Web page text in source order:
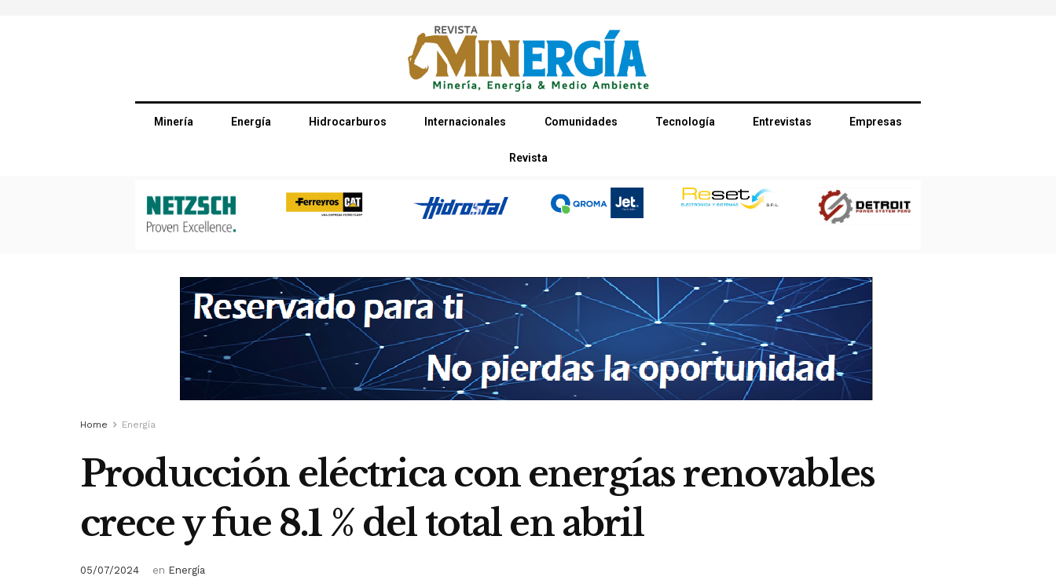
Minería Energía Hidrocarburos Internacionales Comunidades Tecnología Entrevistas Empresas
Revista
Home Energía
Producción eléctrica con energías renovables
crece y fue 8.1 % del total en abril
05/07/2024 en Energía